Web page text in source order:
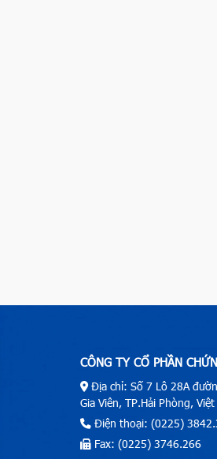
CÔNG TY CỔ PHẦN
Địa chỉ: Số 7 Lô 28A
Gia Viên, TP.Hải Phòng,
Điện thoại: (0225)
Fax: (0225) 3746.266